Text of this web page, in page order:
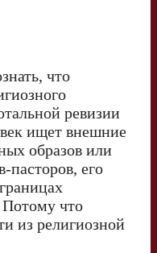
что
ревизии
ищет внешние
образов или
пасторов, его
что
из религиозной